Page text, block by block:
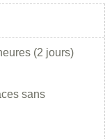
(2 jours)
sans